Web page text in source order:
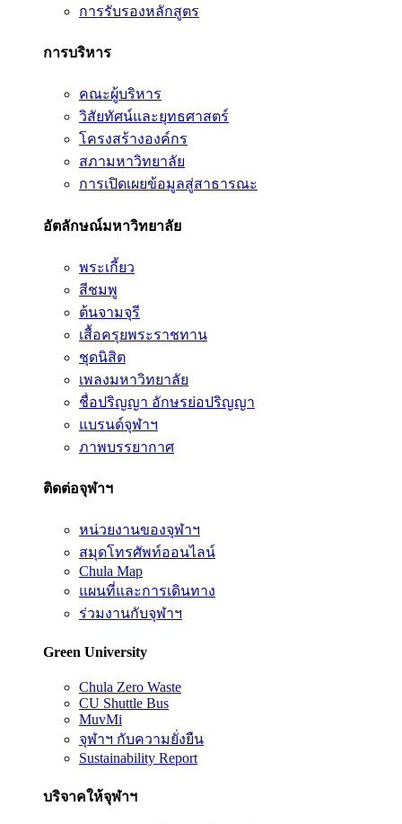
การรับรองหลักสูตร
การบริหาร
คณะผู้บริหาร
วิสัยทัศน์และยุทธศาสตร์
โครงสร้างองค์กร
สภามหาวิทยาลัย
การเปิดเผยข้อมูลสู่สาธารณะ
อัตลักษณ์มหาวิทยาลัย
พระเกี้ยว
สีชมพู
ต้นจามจุรี
เสื้อครุยพระราชทาน
ชุดนิสิต
เพลงมหาวิทยาลัย
ชื่อปริญญา อักษรย่อปริญญา
แบรนด์จุฬาฯ
ภาพบรรยากาศ
ติดต่อจุฬาฯ
หน่วยงานของจุฬาฯ
สมุดโทรศัพท์ออนไลน์
Chula Map
แผนที่และการเดินทาง
ร่วมงานกับจุฬาฯ
Green University
Chula Zero Waste
CU Shuttle Bus
MuvMi
จุฬาฯ กับความยั่งยืน
Sustainability Report
บริจาคให้จุฬาฯ